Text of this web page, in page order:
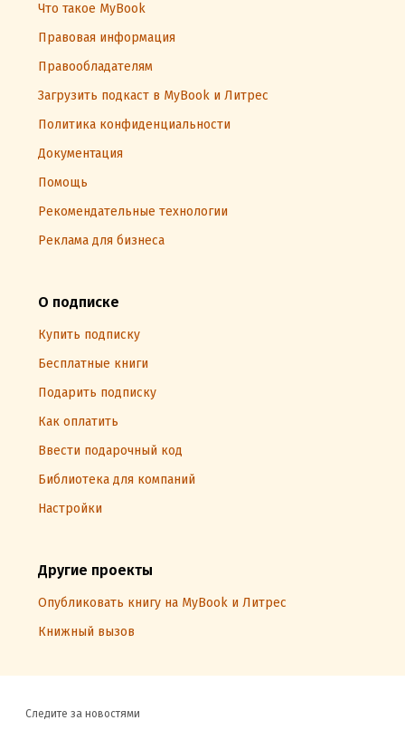
Что такое MyBook
Правовая информация
Правообладателям
Загрузить подкаст в MyBook и Литрес
Политика конфиденциальности
Документация
Помощь
Рекомендательные технологии
Реклама для бизнеса
О подписке
Купить подписку
Бесплатные книги
Подарить подписку
Как оплатить
Ввести подарочный код
Библиотека для компаний
Настройки
Другие проекты
Опубликовать книгу на MyBook и Литрес
Книжный вызов
Следите за новостями